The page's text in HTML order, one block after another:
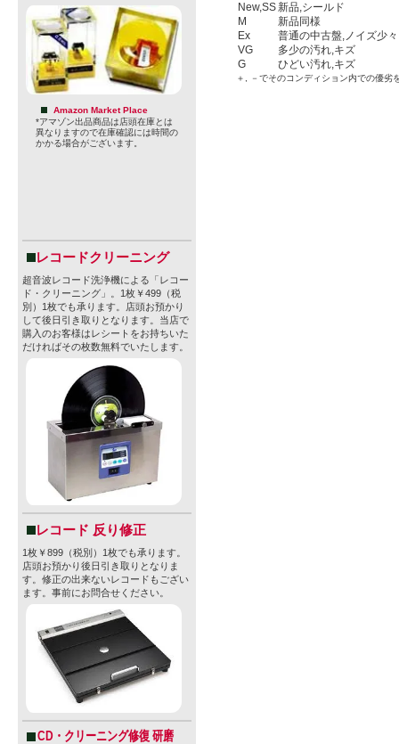
Amazon Market Place
*アマゾン出品商品は店頭在庫とは
異なりますので在庫確認には時間の
かかる場合がございます。
レコードクリーニング
超音波レコード洗浄機による「レコー
ド・クリーニング」。1枚￥499（税
別）1枚でも承ります。店頭お預かり
して後日引き取りとなります。当店で
購入のお客様はレシートをお持ちいた
だければその枚数無料でいたします。
レコード 反り修正
1枚￥899（税別）1枚でも承ります。
店頭お預かり後日引き取りとなりま
す。修正の出来ないレコードもござい
ます。事前にお問合せください。
CD・クリーニング修復 研磨
New,SS新品,シールド
M
新品同様
Ex
普通の中古盤,ノイズ少々
VG
多少の汚れ,キズ
G
ひどい汚れ,キズ
＋, －でそのコンディション内での優劣